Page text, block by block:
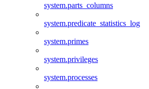
system.parts_columns
system.predicate_statistics_log
system.primes
system.privileges
system.processes